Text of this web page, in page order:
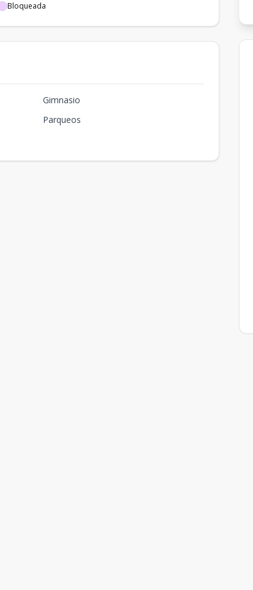
Bloqueada
Gimnasio
Parqueos